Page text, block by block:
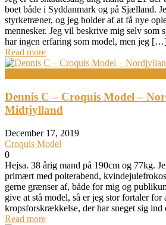
boet både i Syddanmark og på Sjælland.
styrketræner, og jeg holder af at få nye
mennesker. Jeg vil beskrive mig selv som
har ingen erfaring som model, men jeg
Read more
Dennis C – Croquis Model –
Midtjylland
December 17, 2019
Croquis Model
0
Hejsa. 38 årig mand på 190cm og 77kg.
primært med polterabend,
gerne grænser af, både for mig og
give at stå model, så er jeg stor fortaler for
kropsforskrækkelse, der har sneget sig
Read more